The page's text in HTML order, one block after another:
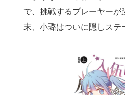
で、挑戦するプレーヤーが
末、小璐はついに隠しステ